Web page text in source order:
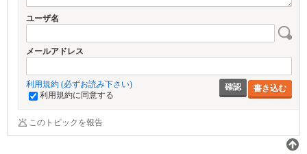
ユーザ名
メールアドレス
利用規約 (必ずお読み下さい)
利用規約に同意する
書き込む
このトピックを報告